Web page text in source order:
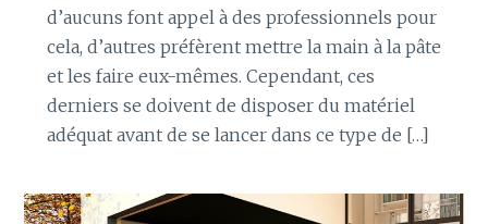
d’aucuns font appel à des professionnels pour
cela, d’autres préfèrent mettre la main à la pâte
et les faire eux-mêmes. Cependant, ces
derniers se doivent de disposer du matériel
adéquat avant de se lancer dans ce type de […]